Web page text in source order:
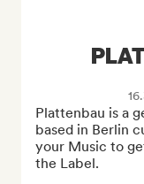
Plattenbau is a
based in Berlin
your Music to
the Label.